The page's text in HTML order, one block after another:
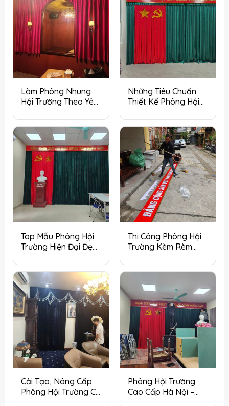
Làm Phông Nhung
Hội Trường Theo Yêu
Những Tiêu Chuẩn
Thiết Kế Phông Hội
Top Mẫu Phông Hội
Trường Hiện Đại Đẹp
Thi Công Phông Hội
Trường Kèm Rèm
Cải Tạo, Nâng Cấp
Phông Hội Trường Cũ
Phông Hội Trường
Cao Cấp Hà Nội –